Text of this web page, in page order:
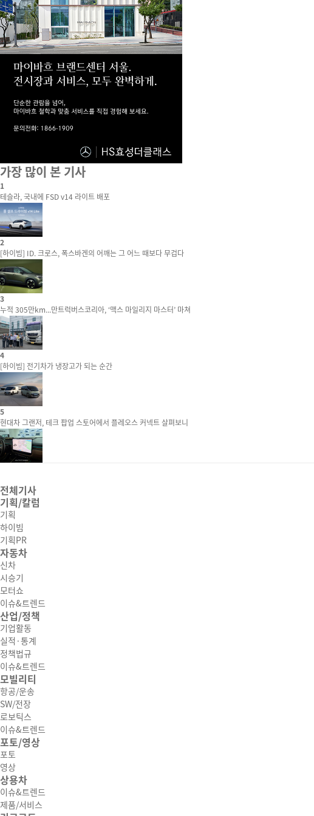
가장 많이 본 기사
1
테슬라, 국내에 FSD v14 라이트 배포
2
[하이빔] ID. 크로스, 폭스바겐의 어깨는 그 어느 때보다 무겁다
3
누적 305만km...만트럭버스코리아, ‘맥스 마일리지 마스터’ 마쳐
4
[하이빔] 전기차가 냉장고가 되는 순간
5
현대차 그랜저, 테크 팝업 스토어에서 플레오스 커넥트 살펴보니
전체기사
기획/칼럼
기획
하이빔
기획PR
자동차
신차
시승기
모터쇼
이슈&트렌드
산업/정책
기업활동
실적·통계
정책법규
이슈&트렌드
모빌리티
항공/운송
SW/전장
로보틱스
이슈&트렌드
포토/영상
포토
영상
상용차
이슈&트렌드
제품/서비스